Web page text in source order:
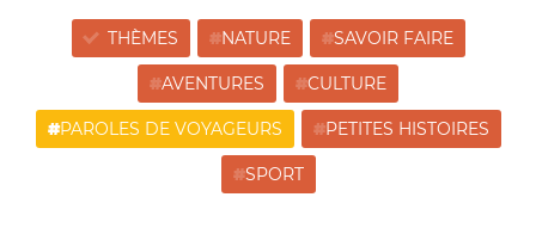
THÈMES NATURE SAVOIR FAIRE
AVENTURES CULTURE
PAROLES DE VOYAGEURS PETITES HISTOIRES
SPORT